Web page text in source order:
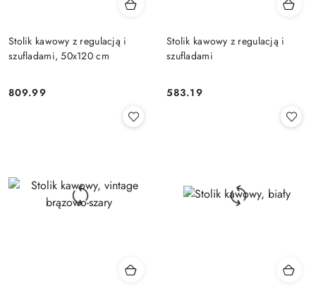
Stolik kawowy z regulacją i
szufladami, 50x120 cm
Cena:
809.99
Stolik kawowy z regulacją i
szufladami
Cena:
583.19